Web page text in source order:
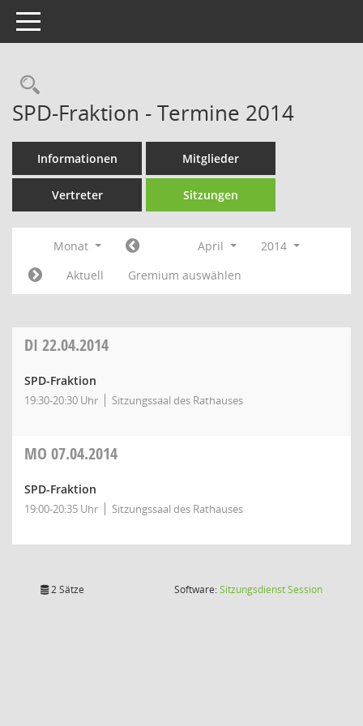
Toggle navigation
Rechercheauswahl
SPD-Fraktion - Termine 2014
Informationen Mitglieder
Vertreter Sitzungen
Monat April
2014
Aktuell
Gremium auswählen
DI 22.04.2014
SPD-Fraktion
19:30-20:30 Uhr Sitzungssaal des Rathauses
MO 07.04.2014
SPD-Fraktion
19:00-20:35 Uhr Sitzungssaal des Rathauses
2 Sätze Software:SitzungsdienstSession(Wird in